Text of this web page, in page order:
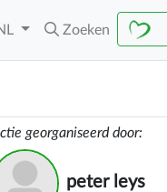
Zoeken
georganiseerd door:
peter leys